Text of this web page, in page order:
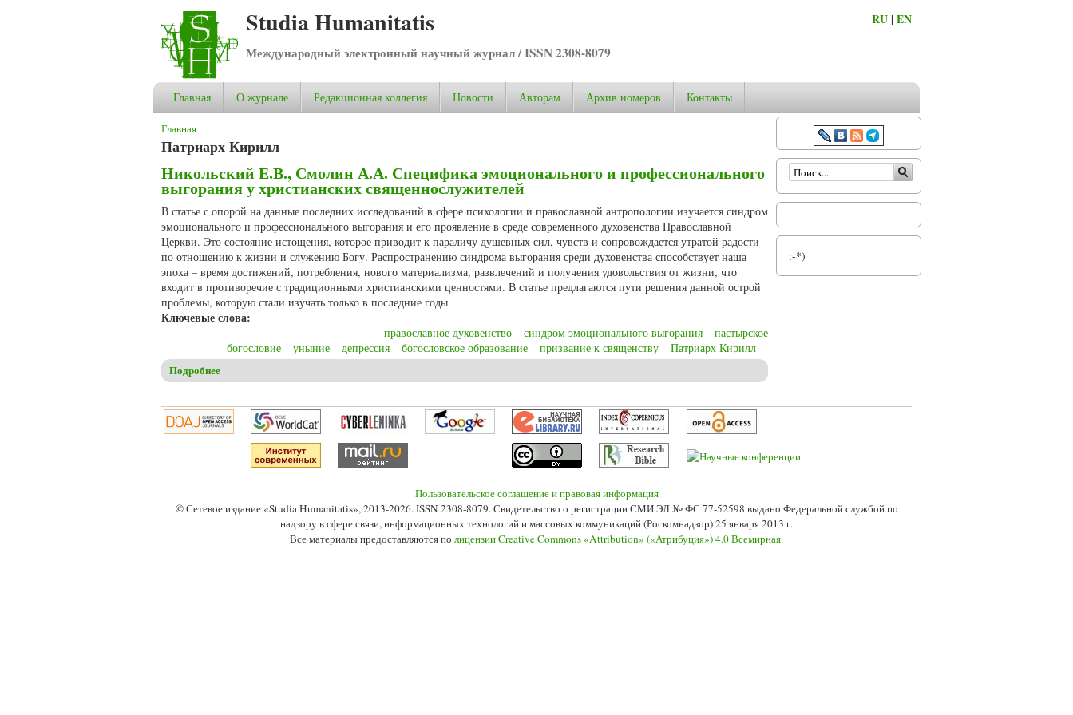
Studia Humanitatis
Международный электронный научный журнал / ISSN 2308-8079
RU |EN
Главная О журнале Редакционная коллегия Новости Авторам Архив номеров Контакты
Вы здесь
Главная
Патриарх Кирилл
Никольский Е.В., Смолин А.А. Специфика эмоционального и профессионального
выгорания у христианских священнослужителей
В статье с опорой на данные последних исследований в сфере психологии и православной антропологии изучается синдром
эмоционального и профессионального выгорания и его проявление в среде современного духовенства Православной
Церкви. Это состояние истощения, которое приводит к параличу душевных сил, чувств и сопровождается утратой радости
по отношению к жизни и служению Богу. Распространению синдрома выгорания среди духовенства способствует наша
эпоха – время достижений, потребления, нового материализма, развлечений и получения удовольствия от жизни, что
входит в противоречие с традиционными христианскими ценностями. В статье предлагаются пути решения данной острой
проблемы, которую стали изучать только в последние годы.
Ключевые слова:
православное духовенство синдром эмоционального выгорания
пастырское
богословие
уныние депрессия богословское образование призвание к священству Патриарх Кирилл
Подробнее
Форма поиска
:-*)
Пользовательское соглашение и правовая информация
© Сетевое издание «Studia Humanitatis», 2013-2026. ISSN 2308-8079. Свидетельство о регистрации СМИ ЭЛ № ФС 77-52598 выдано Федеральной службой по
надзору в сфере связи, информационных технологий и массовых коммуникаций (Роскомнадзор) 25 января 2013 г.
Все материалы предоставляются по лицензии Creative Commons «Attribution» («Атрибуция») 4.0 Всемирная.